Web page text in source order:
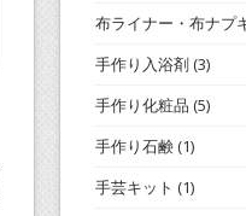
布ライナー・布ナプ
手作り入浴剤(3)
手作り化粧品 (5)
手作り石鹸(1)
手芸キット (1)